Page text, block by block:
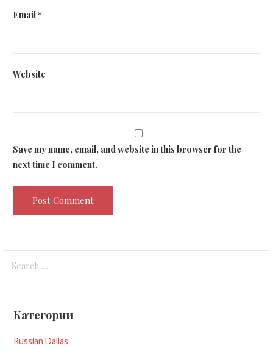
Email*
Website
Save my name, email, and website in this browser for the
next time I comment.
for:
Категории
Russian Dallas